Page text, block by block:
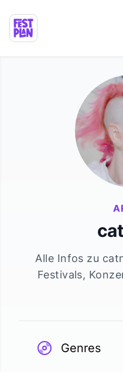
Alle Infos zu
Festivals,
Genres